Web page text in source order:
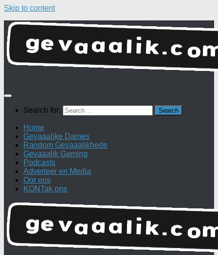
Skip to content
Search for:
Home
Gevaaalike Dames
Random Gevaaalikhede
Gevaaalik Gaming
Podcasts
Adverteer en Media
Oor ons
KONTak ons